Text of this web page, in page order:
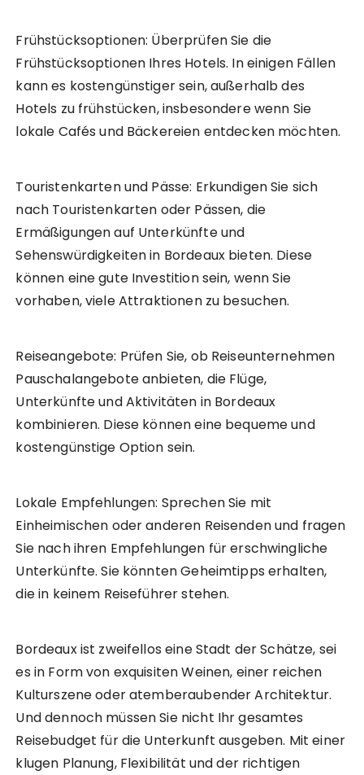
Frühstücksoptionen: Überprüfen Sie die
Frühstücksoptionen Ihres Hotels. In einigen Fällen
kann es kostengünstiger sein, außerhalb des
Hotels zu frühstücken, insbesondere wenn Sie
lokale Cafés und Bäckereien entdecken möchten.
Touristenkarten und Pässe: Erkundigen Sie sich
nach Touristenkarten oder Pässen, die
Ermäßigungen auf Unterkünfte und
Sehenswürdigkeiten in Bordeaux bieten. Diese
können eine gute Investition sein, wenn Sie
vorhaben, viele Attraktionen zu besuchen.
Reiseangebote: Prüfen Sie, ob Reiseunternehmen
Pauschalangebote anbieten, die Flüge,
Unterkünfte und Aktivitäten in Bordeaux
kombinieren. Diese können eine bequeme und
kostengünstige Option sein.
Lokale Empfehlungen: Sprechen Sie mit
Einheimischen oder anderen Reisenden und fragen
Sie nach ihren Empfehlungen für erschwingliche
Unterkünfte. Sie könnten Geheimtipps erhalten,
die in keinem Reiseführer stehen.
Bordeaux ist zweifellos eine Stadt der Schätze, sei
es in Form von exquisiten Weinen, einer reichen
Kulturszene oder atemberaubender Architektur.
Und dennoch müssen Sie nicht Ihr gesamtes
Reisebudget für die Unterkunft ausgeben. Mit einer
klugen Planung, Flexibilität und der richtigen